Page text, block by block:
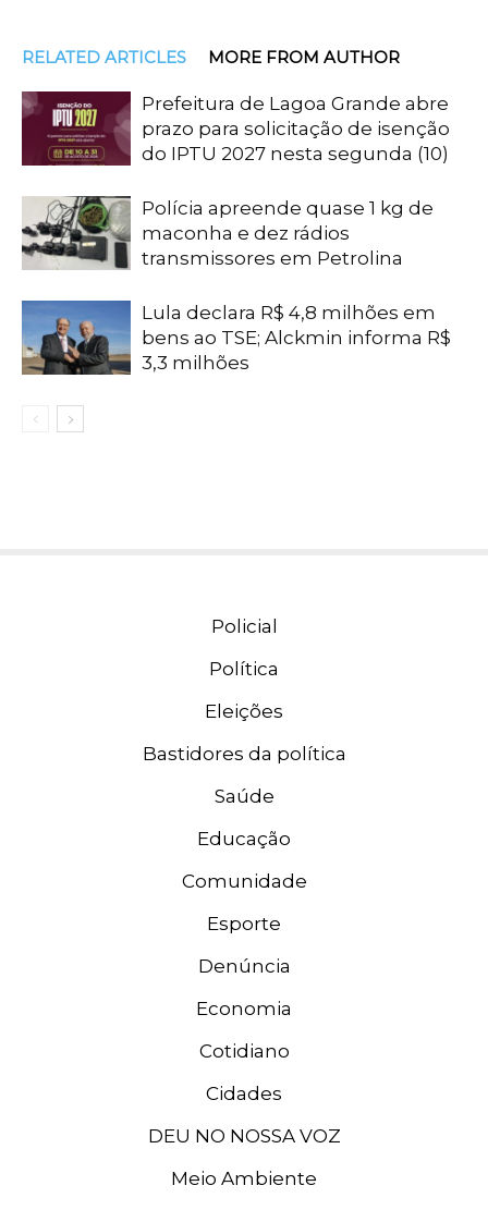
RELATED ARTICLES MORE FROM AUTHOR
Prefeitura de Lagoa Grande abre
prazo para solicitação de isenção
do IPTU 2027 nesta segunda (10)
Polícia apreende quase 1 kg de
maconha e dez rádios
transmissores em Petrolina
Lula declara R$ 4,8 milhões em
bens ao TSE; Alckmin informa R$
3,3 milhões
Policial
Política
Eleições
Bastidores da política
Saúde
Educação
Comunidade
Esporte
Denúncia
Economia
Cotidiano
Cidades
DEU NO NOSSA VOZ
Meio Ambiente